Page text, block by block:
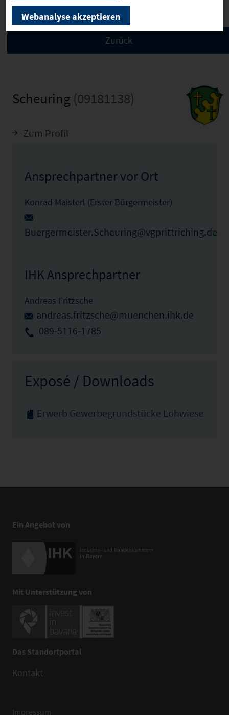
Scheuring (09181138)
Zum Profil
Ansprechpartner vor Ort
Konrad Maisterl (Erster Bürgermeister)
Buergermeister.Scheuring@vgprittriching.de
IHK Ansprechpartner
Andreas Fritzsche
andreas.fritzsche@muenchen.ihk.de
089-5116-1785
Exposé / Downloads
Erwerb Gewerbegrundstücke Lohwiese
Ein Angebot von
Mit Unterstützung von
Das Standortportal
Kontakt
Impressum
Webanalyse akzeptieren